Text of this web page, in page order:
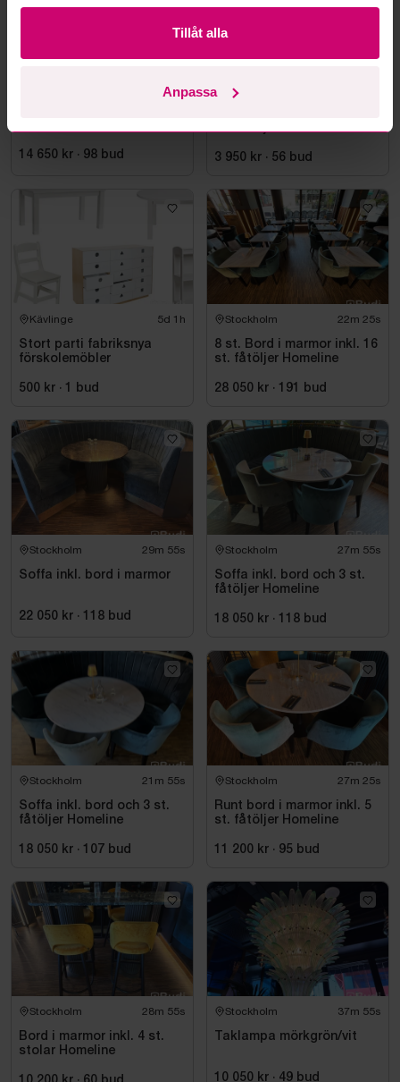
Tillåt alla
Anpassa
38m 24s
14 650 kr · 98 bud
Stockholm
3 950 kr · 56 bud
Kävlinge 5d 1h
Stort parti fabriksnya
förskolemöbler
500 kr · bud
Stockholm 22m 24s
8 st. Bord i marmor inkl. 16
st. fåtöljer Homeline
28 050 kr · 191 bud
Stockholm 29m 54s
Soffa inkl. bord i marmor
22 050 kr · 118 bud
Stockholm 27m 54s
Soffa inkl. bord och 3 st.
fåtöljer Homeline
18 050 kr · 118 bud
Stockholm 21m 54s
Soffa inkl. bord och 3 st.
fåtöljer Homeline
18 050 kr · 107 bud
Stockholm 27m 24s
Runt bord i marmor inkl. 5
st. fåtöljer Homeline
11 200 kr · 95 bud
Stockholm 28m 54s
Bord i marmor inkl. 4 st.
stolar Homeline
Stockholm 37m 54s
Taklampa mörkgrön/vit
10 050 kr · 49 bud